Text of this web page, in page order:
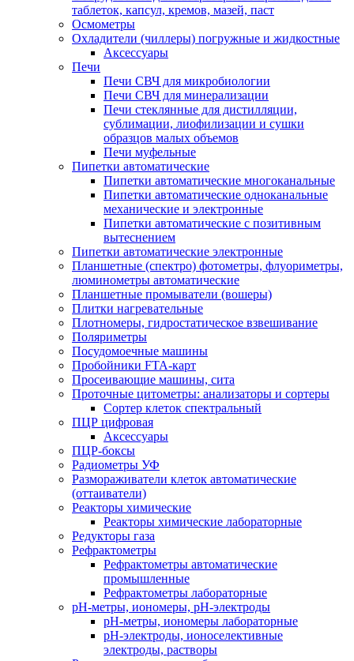
таблеток, капсул, кремов, мазей, паст
Осмометры
Охладители (чиллеры) погружные и жидкостные
Аксессуары
Печи
Печи СВЧ для микробиологии
Печи СВЧ для минерализации
Печи стеклянные для дистилляции,
сублимации, лиофилизации и сушки
образцов малых объемов
Печи муфельные
Пипетки автоматические
Пипетки автоматические многоканальные
Пипетки автоматические одноканальные
механические и электронные
Пипетки автоматические с позитивным
вытеснением
Пипетки автоматические электронные
Планшетные (спектро) фотометры, флуориметры,
люминометры автоматические
Планшетные промыватели (вошеры)
Плитки нагревательные
Плотномеры, гидростатическое взвешивание
Поляриметры
Посудомоечные машины
Пробойники FTA-карт
Просеивающие машины, сита
Проточные цитометры: анализаторы и сортеры
Сортер клеток спектральный
ПЦР цифровая
Аксессуары
ПЦР-боксы
Радиометры УФ
Размораживатели клеток автоматические
(оттаиватели)
Реакторы химические
Реакторы химические лабораторные
Редукторы газа
Рефрактометры
Рефрактометры автоматические
промышленные
Рефрактометры лабораторные
рН-метры, иономеры, рН-электроды
рН-метры, иономеры лабораторные
рН-электроды, ионоселективные
электроды, растворы